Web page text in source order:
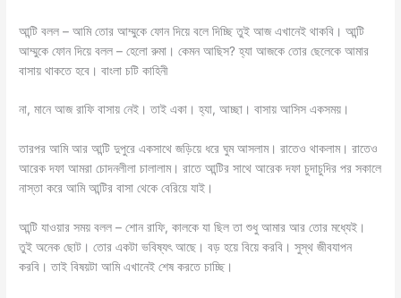
‌আন্টি বলল – আমি তোর আম্মুকে ফোন দিয়ে বলে দিচ্ছি তুই আজ এখানেই থাকবি। আন্টি
আম্মুকে ফোন দিয়ে বলল – হেলো রুমা। কেমন আছিস? হ্যা আজকে তোর ছেলেকে আমার
বাসায় থাকতে হবে। বাংলা চটি কাহিনী
না, মানে আজ রাফি বাসায় নেই। তাই একা। হ্যা, আচ্ছা। বাসায় আসিস একসময়।
তারপর আমি আর আন্টি দুপুরে একসাথে জড়িয়ে ধরে ঘুম আসলাম। রাতেও থাকলাম। রাতেও
আরেক দফা আমরা চোদনলীলা চালালাম। রাতে আন্টির সাথে আরেক দফা চুদাচুদির পর সকালে
নাস্তা করে আমি আন্টির বাসা থেকে বেরিয়ে যাই।
আন্টি যাওয়ার সময় বলল – শোন রাফি, কালকে যা ছিল তা শুধু আমার আর তোর মধ্যেই।
তুই অনেক ছোট। তোর একটা ভবিষ্যৎ আছে। বড় হয়ে বিয়ে করবি। সুস্থ জীবযাপন
করবি। তাই বিষয়টা আমি এখানেই শেষ করতে চাচ্ছি।